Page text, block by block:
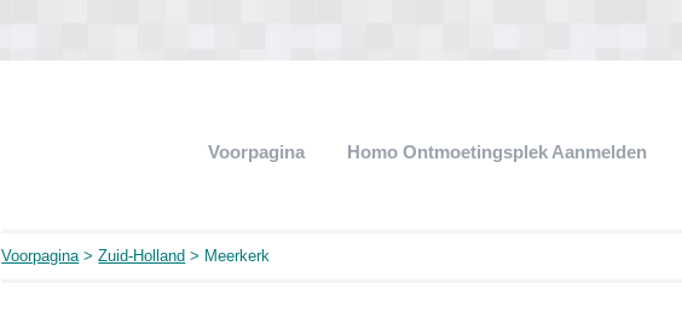
Voorpagina Homo Ontmoetingsplek Aanmelden
Voorpagina>Zuid-Holland > Meerkerk